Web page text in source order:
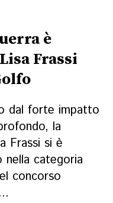
è
Frassi
dal forte impatto
la
Frassi si è
nella categoria
concorso